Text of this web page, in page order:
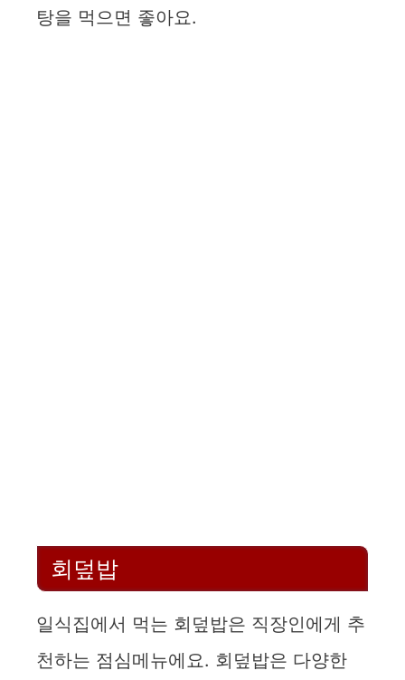
탕을 먹으면 좋아요.
회덮밥
일식집에서 먹는 회덮밥은 직장인에게 추
천하는 점심메뉴에요. 회덮밥은 다양한